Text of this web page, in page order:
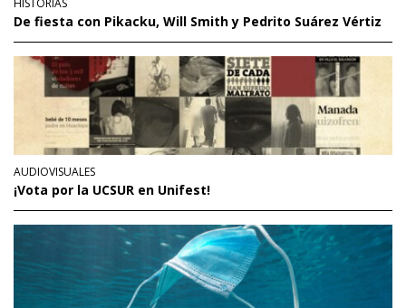
De fiesta con Pikacku, Will Smith y Pedrito Suárez Vértiz
AUDIOVISUALES
¡Vota por la UCSUR en Unifest!